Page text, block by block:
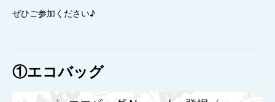
ぜひご参加ください♪
①エコバッグ